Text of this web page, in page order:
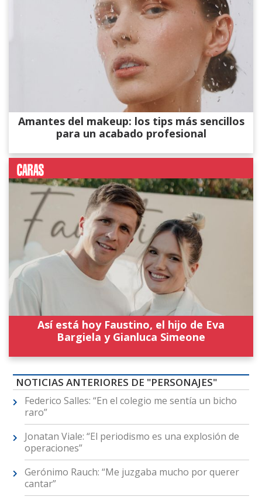
Amantes del makeup: los tips más sencillos
para un acabado profesional
Así está hoy Faustino, el hijo de Eva
Bargiela y Gianluca Simeone
NOTICIAS ANTERIORES DE "PERSONAJES"
Federico Salles: “En el colegio me sentía un bicho
raro”
Jonatan Viale: “El periodismo es una explosión de
operaciones”
Gerónimo Rauch: “Me juzgaba mucho por querer
cantar”